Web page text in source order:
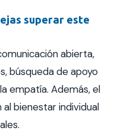
superar este
abierta,
búsqueda de apoyo
empatía. Además, el
bienestar individual